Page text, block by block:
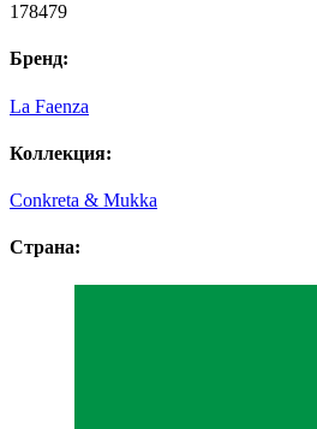
178479
Бренд:
La Faenza
Коллекция:
Conkreta & Mukka
Страна: